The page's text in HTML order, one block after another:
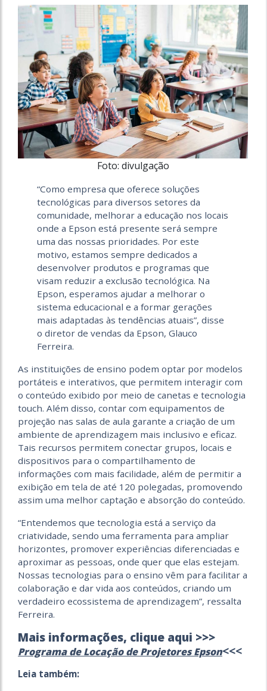
Foto: divulgação
“Como empresa que oferece soluções
tecnológicas para diversos setores da
comunidade, melhorar a educação nos locais
onde a Epson está presente será sempre
uma das nossas prioridades. Por este
motivo, estamos sempre dedicados a
desenvolver produtos e programas que
visam reduzir a exclusão tecnológica. Na
Epson, esperamos ajudar a melhorar o
sistema educacional e a formar gerações
mais adaptadas às tendências atuais”, disse
o diretor de vendas da Epson, Glauco
Ferreira.
As instituições de ensino podem optar por modelos
portáteis e interativos, que permitem interagir com
o conteúdo exibido por meio de canetas e tecnologia
touch. Além disso, contar com equipamentos de
projeção nas salas de aula garante a criação de um
ambiente de aprendizagem mais inclusivo e eficaz.
Tais recursos permitem conectar grupos, locais e
dispositivos para o compartilhamento de
informações com mais facilidade, além de permitir a
exibição em tela de até 120 polegadas, promovendo
assim uma melhor captação e absorção do conteúdo.
“Entendemos que tecnologia está a serviço da
criatividade, sendo uma ferramenta para ampliar
horizontes, promover experiências diferenciadas e
aproximar as pessoas, onde quer que elas estejam.
Nossas tecnologias para o ensino vêm para facilitar a
colaboração e dar vida aos conteúdos, criando um
verdadeiro ecossistema de aprendizagem”, ressalta
Ferreira.
Mais informações, clique aqui >>>
Programa de Locação de Projetores Epson<<<
Leia também: